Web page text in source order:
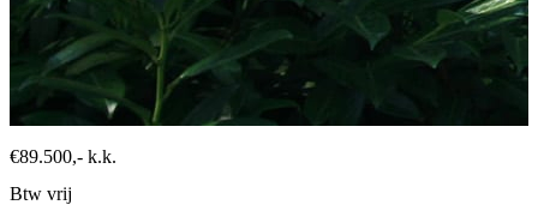
€89.500,- k.k.
Btw vrij